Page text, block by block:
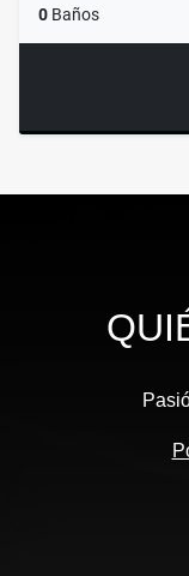
0 Baños